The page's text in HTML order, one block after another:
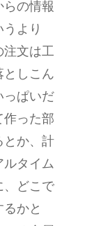
らの情報
より
注文は工
としこん
っぱいだ
作った部
とか、計
ルタイム
、どこで
かと